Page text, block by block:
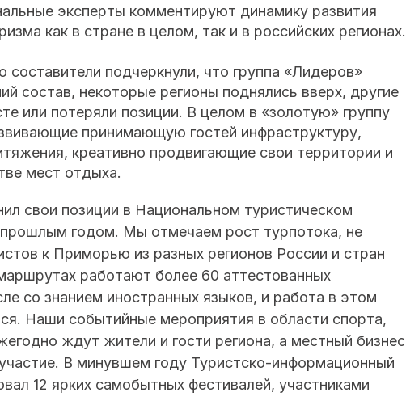
эксперты комментируют динамику развития
как в стране в целом, так и в российских регионах.
составители подчеркнули, что группа «Лидеров»
состав, некоторые регионы поднялись вверх, другие
или потеряли позиции. В целом в «золотую» группу
принимающую гостей инфраструктуру,
креативно продвигающие свои территории и
мест отдыха.
свои позиции в Национальном туристическом
прошлым годом. Мы отмечаем рост турпотока, не
к Приморью из разных регионов России и стран
работают более 60 аттестованных
со знанием иностранных языков, и работа в этом
Наши событийные мероприятия в области спорта,
ждут жители и гости региона, а местный бизнес
В минувшем году Туристско-информационный
12 ярких самобытных фестивалей, участниками